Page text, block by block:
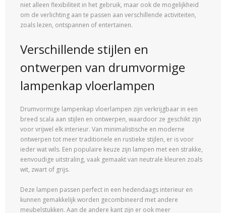
niet alleen flexibiliteit in het gebruik, maar ook de mogelijkheid
om de verlichting aan te passen aan verschillende activiteiten,
zoals lezen, ontspannen of entertainen.
Verschillende stijlen en
ontwerpen van drumvormige
lampenkap vloerlampen
Drumvormige lampenkap vloerlampen zijn verkrijgbaar in een
breed scala aan stijlen en ontwerpen, waardoor ze geschikt zijn
voor vrijwel elk interieur. Van minimalistische en moderne
ontwerpen tot meer traditionele en rustieke stijlen, er is voor
ieder wat wils. Een populaire keuze zijn lampen met een strakke,
eenvoudige uitstraling, vaak gemaakt van neutrale kleuren zoals
wit, zwart of grijs.
Deze lampen passen perfect in een hedendaags interieur en
kunnen gemakkelijk worden gecombineerd met andere
meubelstukken. Aan de andere kant zijn er ook meer